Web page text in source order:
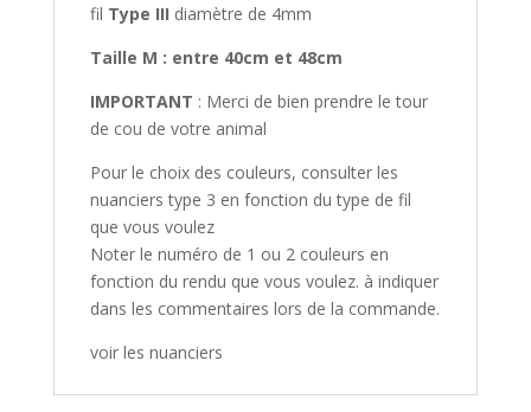
fil Type III diamètre de 4mm
Taille M : entre 40cm et 48cm
IMPORTANT : Merci de bien prendre le tour
de cou de votre animal
Pour le choix des couleurs, consulter les
nuanciers type 3 en fonction du type de fil
que vous voulez
Noter le numéro de 1 ou 2 couleurs en
fonction du rendu que vous voulez. à indiquer
dans les commentaires lors de la commande.
voir les nuanciers